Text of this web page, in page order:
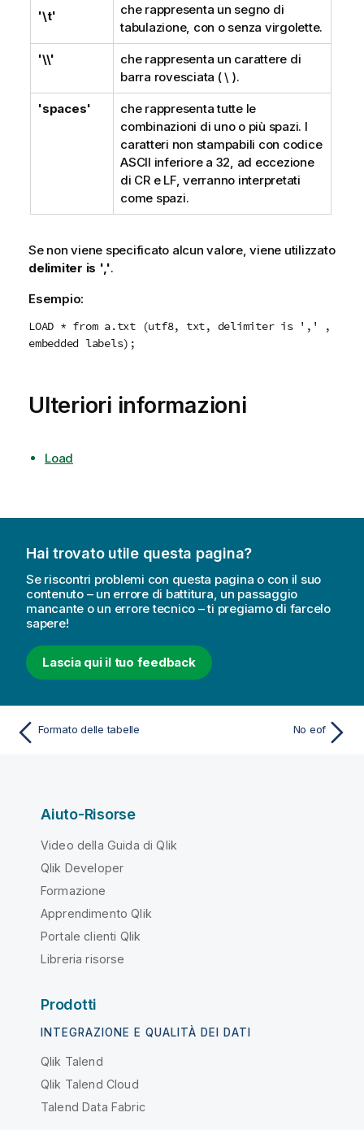
'\t'
che rappresenta un segno di
tabulazione, con o senza virgolette.
'\\'
che rappresenta un carattere di
barra rovesciata ( \ ).
'spaces'
che rappresenta tutte le
combinazioni di uno o più spazi. I
caratteri non stampabili con codice
ASCII inferiore a 32 , ad eccezione
di CRe LF, verranno interpretati
come spazi.
Se non viene specificato alcun valore, viene utilizzato
delimiter is ','.
Esempio:
LOAD * from a.txt (utf8, txt, delimiter is ',' ,
embedded labels);
Ulteriori informazioni
Load
Hai trovato utile questa pagina?
Se riscontri problemi con questa pagina o con il suo
contenuto – un errore di battitura, un passaggio
mancante o un errore tecnico – ti pregiamo di farcelo
sapere!
Lascia qui il tuo feedback
Formato delle tabelle No eof
Aiuto-Risorse
Video della Guida di Qlik
Qlik Developer
Formazione
Apprendimento Qlik
Portale clienti Qlik
Libreria risorse
Prodotti
INTEGRAZIONE E QUALITÀ DEI DATI
Qlik Talend
Qlik Talend Cloud
Talend Data Fabric